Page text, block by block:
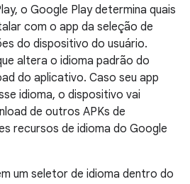
o Google Play determina quais
com o app da seleção de
do dispositivo do usuário.
altera o idioma padrão do
do aplicativo. Caso seu app
idioma, o dispositivo vai
de outros APKs de
recursos de idioma do Google
um seletor de idioma dentro do